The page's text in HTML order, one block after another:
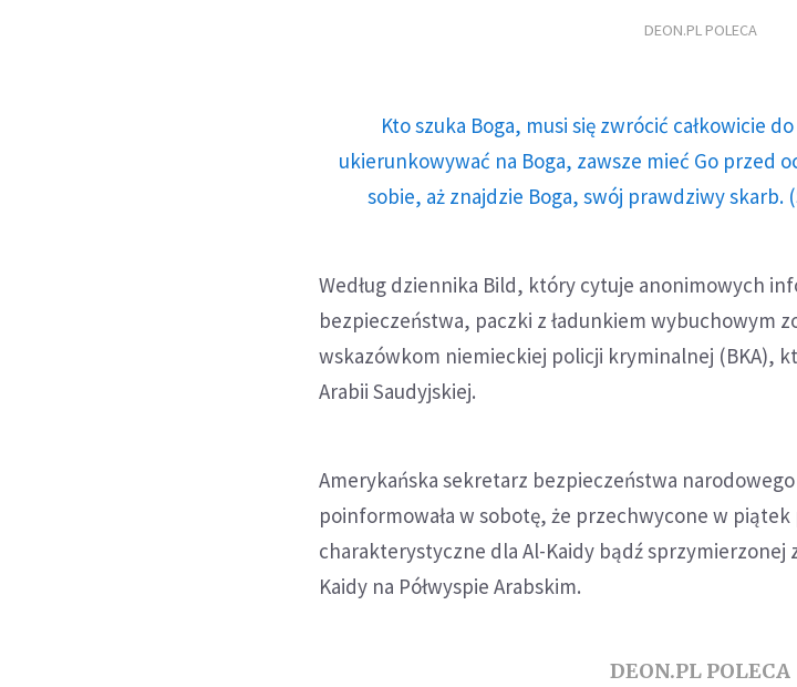
DEON.PL POLECA
Kto szuka Boga, musi się zwrócić całkowicie
ukierunkowywać na Boga, zawsze mieć Go przed
sobie, aż znajdzie Boga, swój prawdziwy skarb.
Według dziennika Bild, który cytuje anonimowych
bezpieczeństwa, paczki z ładunkiem wybuchowym
wskazówkom niemieckiej policji kryminalnej (BKA),
Arabii Saudyjskiej.
Amerykańska sekretarz bezpieczeństwa
poinformowała w sobotę, że przechwycone w
charakterystyczne dla Al-Kaidy bądź sprzymierzonej
Kaidy na Półwyspie Arabskim.
DEON.PL POLECA